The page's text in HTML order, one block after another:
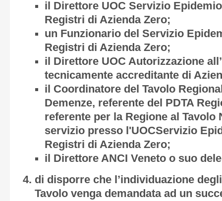
il Direttore UOC Servizio
Registri di Azienda Zero;
un Funzionario del Servizio
Registri di Azienda Zero;
il Direttore UOC Autorizzazione
tecnicamente accreditante di
il Coordinatore del Tavolo
Demenze, referente del PDTA
referente per la Regione al Tavolo
servizio presso l'UOCServizio
Registri di Azienda Zero;
il Direttore ANCI Veneto o suo
di disporre che l’individuazione
Tavolo venga demandata ad un